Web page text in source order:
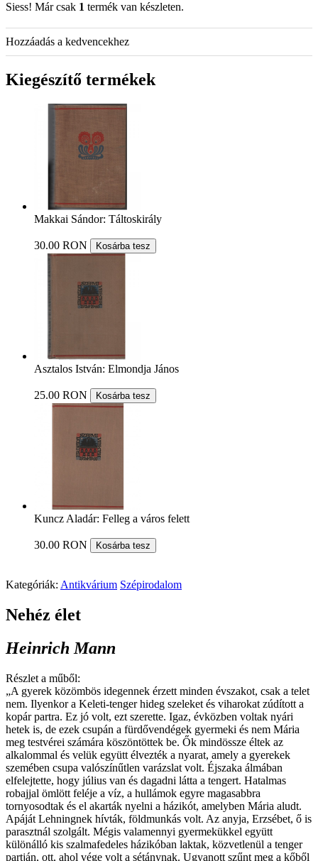
Siess! Már csak 1 termék van készleten.
Hozzáadás a kedvencekhez
Kiegészítő termékek
Makkai Sándor: Táltoskirály
30.00 RON Kosárba tesz
Asztalos István: Elmondja János
25.00 RON Kosárba tesz
Kuncz Aladár: Felleg a város felett
30.00 RON Kosárba tesz
Kategóriák: Antikvárium Szépirodalom
Nehéz élet
Heinrich Mann
Részlet a műből:
„A gyerek közömbös idegennek érzett minden évszakot, csak a telet
nem. Ilyenkor a Keleti-tenger hideg szeleket és viharokat zúdított a
kopár partra. Ez jó volt, ezt szerette. Igaz, évközben voltak nyári
hetek is, de ezek csupán a fürdővendégek gyermeki és nem Mária
meg testvérei számára köszöntöttek be. Ők mindössze éltek az
alkalommal és velük együtt élvezték a nyarat, amely a gyerekek
szemében csupa valószínűtlen varázslat volt. Éjszaka álmában
elfelejtette, hogy július van és dagadni látta a tengert. Hatalmas
robajjal ömlött feléje a víz, a hullámok egyre magasabbra
tornyosodtak és el akarták nyelni a házikót, amelyben Mária aludt.
Apáját Lehningnek hívták, földmunkás volt. Az anyja, Erzsébet, ő is
parasztnál szolgált. Mégis valamennyi gyermekükkel együtt
különálló kis szalmafedeles házikóban laktak, közvetlenül a tenger
partján, ott, ahol vége volt a sétánynak. Ugyanott szűnt meg a kőből